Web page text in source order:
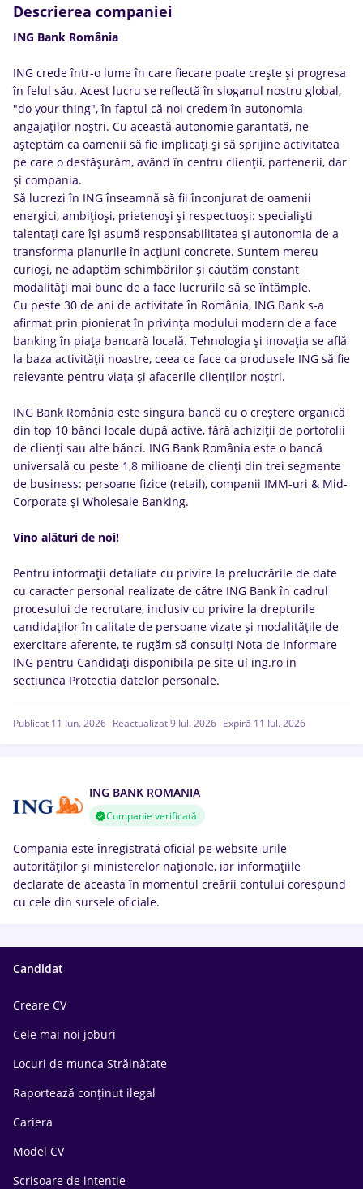
Descrierea companiei
ING Bank România
ING crede într-o lume în care fiecare poate crește și progresa
în felul său. Acest lucru se reflectă în sloganul nostru global,
"do your thing", în faptul că noi credem în autonomia
angajaților noștri. Cu această autonomie garantată, ne
așteptăm ca oamenii să fie implicați și să sprijine activitatea
pe care o desfășurăm, având în centru clienții, partenerii, dar
și compania.
Să lucrezi în ING înseamnă să fii înconjurat de oamenii
energici, ambițioși, prietenoși și respectuoși: specialiști
talentați care își asumă responsabilitatea și autonomia de a
transforma planurile în acțiuni concrete. Suntem mereu
curioși, ne adaptăm schimbărilor și căutăm constant
modalități mai bune de a face lucrurile să se întâmple.
Cu peste 30 de ani de activitate în România, ING Bank s-a
afirmat prin pionierat în privința modului modern de a face
banking în piața bancară locală. Tehnologia și inovația se află
la baza activității noastre, ceea ce face ca produsele ING să fie
relevante pentru viața și afacerile clienților noștri.
ING Bank România este singura bancă cu o creștere organică
din top 10 bănci locale după active, fără achiziții de portofolii
de clienți sau alte bănci. ING Bank România este o bancă
universală cu peste 1,8 milioane de clienți din trei segmente
de business: persoane fizice (retail), companii IMM-uri & Mid-
Corporate și Wholesale Banking.
Vino alături de noi!
Pentru informații detaliate cu privire la prelucrările de date
cu caracter personal realizate de către ING Bank în cadrul
procesului de recrutare, inclusiv cu privire la drepturile
candidaților în calitate de persoane vizate și modalitățile de
exercitare aferente, te rugăm să consulți Nota de informare
ING pentru Candidați disponibila pe site-ul ing.ro in
sectiunea Protectia datelor personale.
Publicat 11 Iun. 2026 Reactualizat 9 Iul. 2026 Expiră 11 Iul. 2026
ING BANK ROMANIA
Companie verificată
Compania este înregistrată oficial pe website-urile
autorităților și ministerelor naționale, iar informațiile
declarate de aceasta în momentul creării contului corespund
cu cele din sursele oficiale.
Candidat
Creare CV
Cele mai noi joburi
Locuri de munca Străinătate
Raportează conținut ilegal
Cariera
Model CV
Scrisoare de intentie